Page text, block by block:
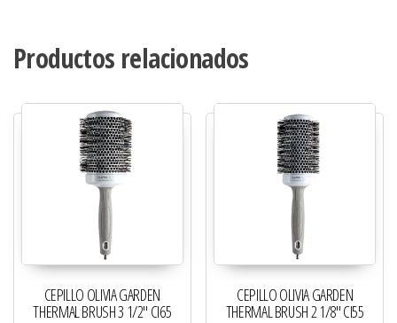
Productos relacionados
CEPILLO OLIVIA GARDEN
THERMAL BRUSH 3 1/2″ CI65
CEPILLO OLIVIA GARDEN
THERMAL BRUSH 2 1/8″ CI55